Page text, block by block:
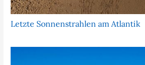
Letzte Sonnenstrahlen am Atlantik